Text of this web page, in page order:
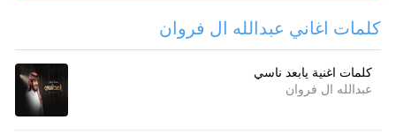
كلمات اغاني عبدالله ال فروان
كلمات اغنية يابعد ناسي
عبدالله ال فروان